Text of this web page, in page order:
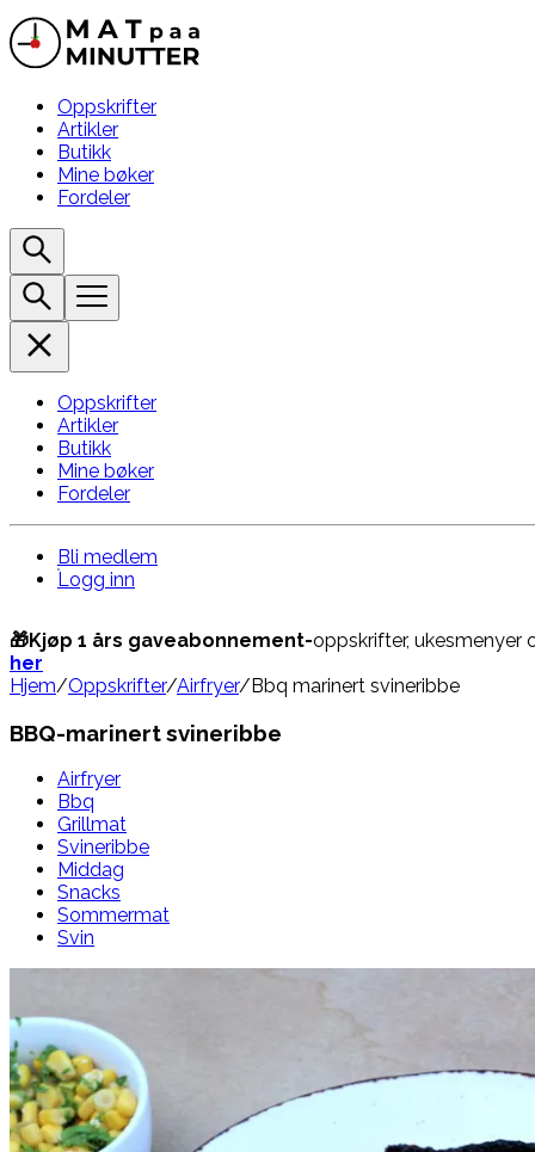
Oppskrifter
Artikler
Butikk
Mine bøker
Fordeler
Oppskrifter
Artikler
Butikk
Mine bøker
Fordeler
Bli medlem
Logg inn
🎁Kjøp 1 års gaveabonnement-oppskrifter,
her
Hjem/Oppskrifter/Airfryer/Bbq marinert svineribbe
BBQ-marinert svineribbe
Airfryer
Bbq
Grillmat
Svineribbe
Middag
Snacks
Sommermat
Svin